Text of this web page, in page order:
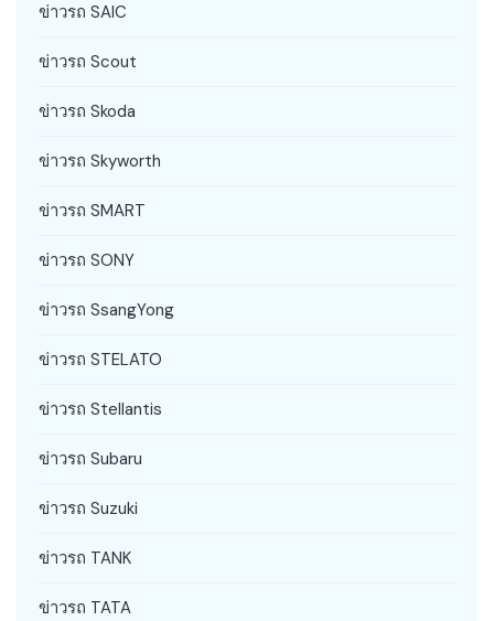
ข่าวรถ SAIC
ข่าวรถ Scout
ข่าวรถ Skoda
ข่าวรถ Skyworth
ข่าวรถ SMART
ข่าวรถ SONY
ข่าวรถ SsangYong
ข่าวรถ STELATO
ข่าวรถ Stellantis
ข่าวรถ Subaru
ข่าวรถ Suzuki
ข่าวรถ TANK
ข่าวรถ TATA